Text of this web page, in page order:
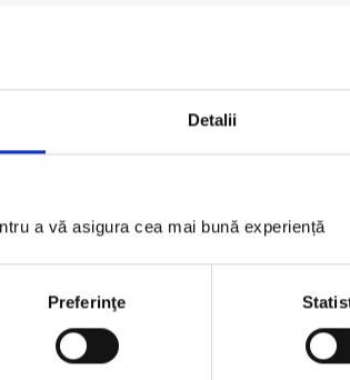
Detalii
a vă asigura cea mai bună experiență
Preferinţe